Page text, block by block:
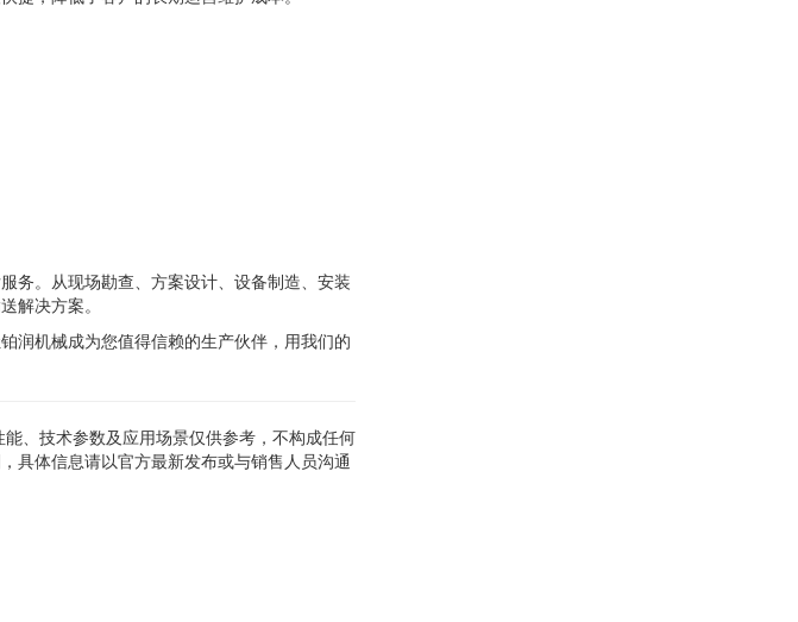
务。从现场勘查、方案设计、设备制造、安装
解决方案。
润机械成为您值得信赖的生产伙伴，用我们的
、技术参数及应用场景仅供参考，不构成任何
具体信息请以官方最新发布或与销售人员沟通